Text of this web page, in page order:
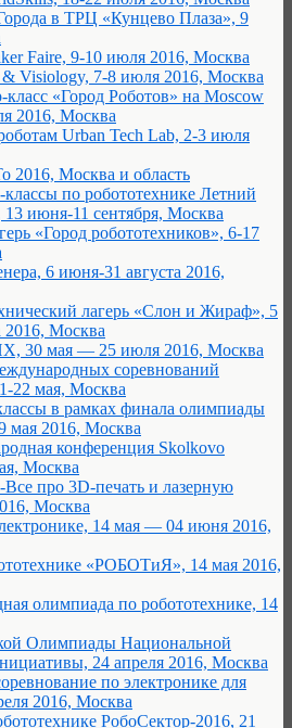
в TРЦ «Кунцево Плаза», 9
Faire, 9-10 июля 2016, Москва
& Visiology, 7-8 июля 2016, Москва
класс «Город Роботов» на Moscow
2016, Москва
Urban Tech Lab, 2-3 июля
2016, Москва и область
классы по робототехнике Летний
июня-11 сентября, Москва
«Город робототехников», 6-17
6 июня-31 августа 2016,
лагерь «Слон и Жираф», 5
Москва
30 мая — 25 июля 2016, Москва
соревнований
22 мая, Москва
в рамках финала олимпиады
мая 2016, Москва
конференция Skolkovo
Москва
про 3D-печать и лазерную
Москва
14 мая — 04 июня 2016,
«РОБОТиЯ», 14 мая 2016,
олимпиада по робототехнике, 14
Олимпиады Национальной
24 апреля 2016, Москва
по электронике для
2016, Москва
РобоСектор-2016, 21